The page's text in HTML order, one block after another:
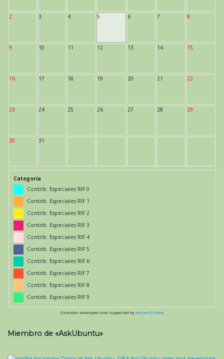
2 3 4 5 6 7 8
9 10 11 12 13 14 15
16 17 18 19 20 21 22
23 24 25 26 27 28 29
30 31
Categoría
Contrib. Especiales RIF 0
Contrib. Especiales RIF 1
Contrib. Especiales RIF 2
Contrib. Especiales RIF 3
Contrib. Especiales RIF 4
Contrib. Especiales RIF 5
Contrib. Especiales RIF 6
Contrib. Especiales RIF 7
Contrib. Especiales RIF 8
Contrib. Especiales RIF 9
Calendar developed and supported by Kieran O'Shea
Miembro de «AskUbuntu»